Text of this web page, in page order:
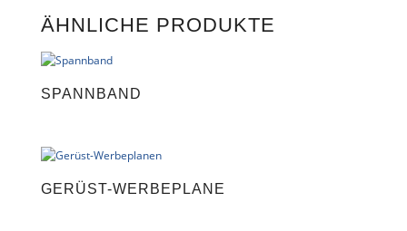
ÄHNLICHE PRODUKTE
SPANNBAND
GERÜST-WERBEPLANE